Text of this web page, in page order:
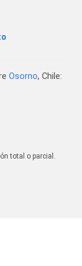
Osorno, Chile:
total o parcial.